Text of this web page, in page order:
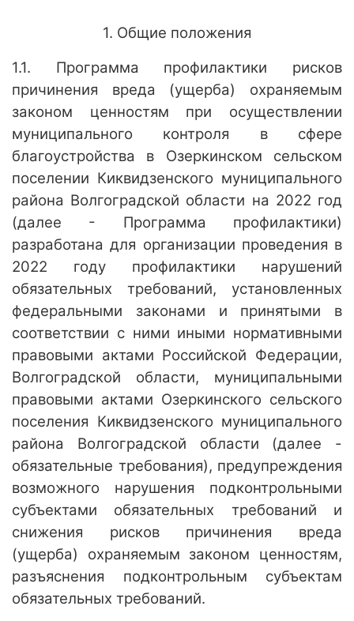
1. Общие положения
1.1. Программа профилактики рисков
причинения вреда (ущерба) охраняемым
законом ценностям при осуществлении
муниципального контроля в сфере
благоустройства в Озеркинском сельском
поселении Киквидзенского муниципального
района Волгоградской области на 2022 год
(далее - Программа профилактики)
разработана для организации проведения в
2022 году профилактики нарушений
обязательных требований, установленных
федеральными законами и принятыми в
соответствии с ними иными нормативными
правовыми актами Российской Федерации,
Волгоградской области, муниципальными
правовыми актами Озеркинского сельского
поселения Киквидзенского муниципального
района Волгоградской области (далее -
обязательные требования), предупреждения
возможного нарушения подконтрольными
субъектами обязательных требований и
снижения рисков причинения вреда
(ущерба) охраняемым законом ценностям,
разъяснения подконтрольным субъектам
обязательных требований.